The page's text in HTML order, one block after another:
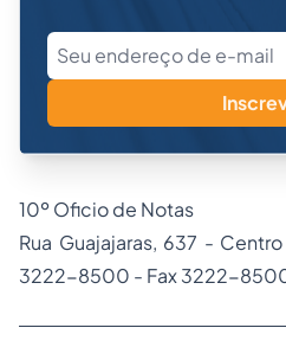
10º Oficio de Notas
Rua Guajajaras, 637 -
3222-8500 - Fax 3222-